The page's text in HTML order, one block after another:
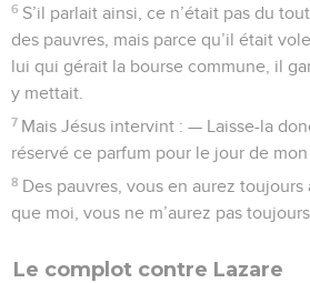
6 S’il parlait ainsi, ce n’était pas du
des pauvres, mais parce qu’il était
lui qui gérait la bourse commune, il
y mettait.
7 Mais Jésus intervint : — Laisse-la
réservé ce parfum pour le jour de
8 Des pauvres, vous en aurez toujours
que moi, vous ne m’aurez pas toujours.
Le complot contre Lazare